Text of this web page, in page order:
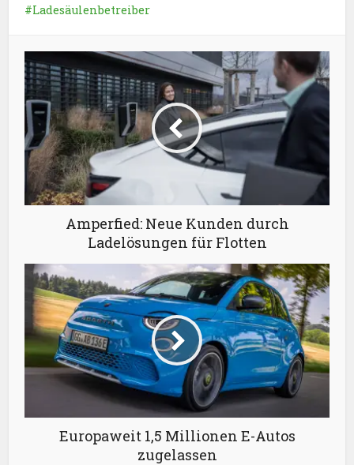
Ladesäulenbetreiber
Amperfied: Neue Kunden durch
Ladelösungen für Flotten
Europaweit 1,5 Millionen E-Autos
zugelassen